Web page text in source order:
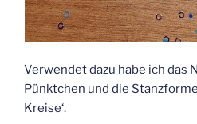
Verwendet dazu habe ich das
Pünktchen und die
Kreise‘.